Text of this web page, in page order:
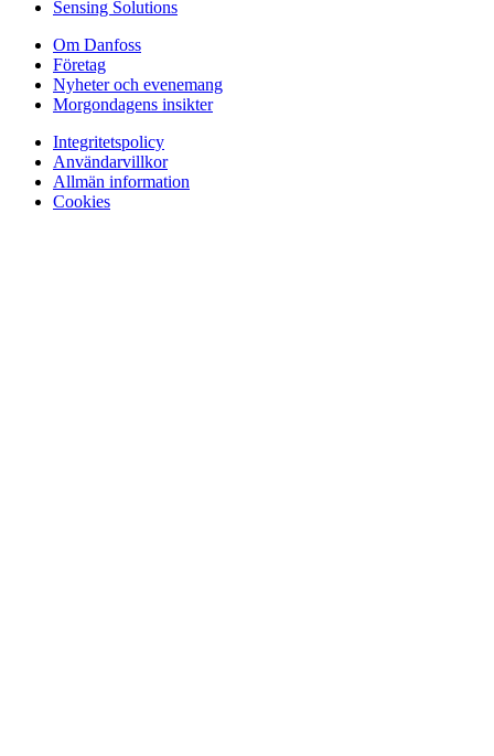
Sensing Solutions
Om Danfoss
Företag
Nyheter och evenemang
Morgondagens insikter
Integritetspolicy
Användarvillkor
Allmän information
Cookies